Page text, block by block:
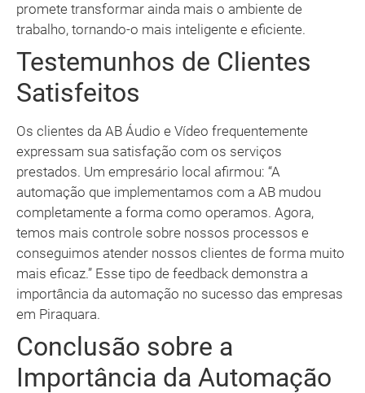
promete transformar ainda mais o ambiente de
trabalho, tornando-o mais inteligente e eficiente.
Testemunhos de Clientes
Satisfeitos
Os clientes da AB Áudio e Vídeo frequentemente
expressam sua satisfação com os serviços
prestados. Um empresário local afirmou: “A
automação que implementamos com a AB mudou
completamente a forma como operamos. Agora,
temos mais controle sobre nossos processos e
conseguimos atender nossos clientes de forma muito
mais eficaz.” Esse tipo de feedback demonstra a
importância da automação no sucesso das empresas
em Piraquara.
Conclusão sobre a
Importância da Automação